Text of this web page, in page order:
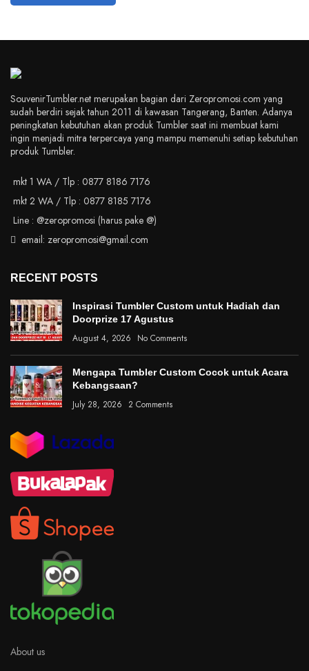
SouvenirTumbler.net merupakan bagian dari Zeropromosi.com yang
sudah berdiri sejak tahun 2011 di kawasan Tangerang, Banten. Adanya
peningkatan kebutuhan akan produk Tumbler saat ini membuat kami
ingin menjadi mitra terpercaya yang mampu memenuhi setiap kebutuhan
produk Tumbler.
mkt 1 WA / Tlp : 0877 8186 7176
mkt 2 WA / Tlp : 0877 8185 7176
Line : @zeropromosi (harus pake @)
email: zeropromosi@gmail.com
RECENT POSTS
Inspirasi Tumbler Custom untuk Hadiah dan
Doorprize 17 Agustus
August 4, 2026 No Comments
Mengapa Tumbler Custom Cocok untuk Acara
Kebangsaan?
July 28, 2026 2 Comments
About us